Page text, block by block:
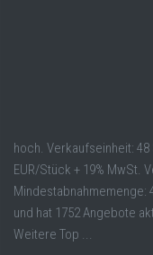
hoch. Verkaufseinheit:
EUR/Stück + 19% MwSt.
Mindestabnahmemenge:
und hat 1752 Angebote
Weitere Top ...